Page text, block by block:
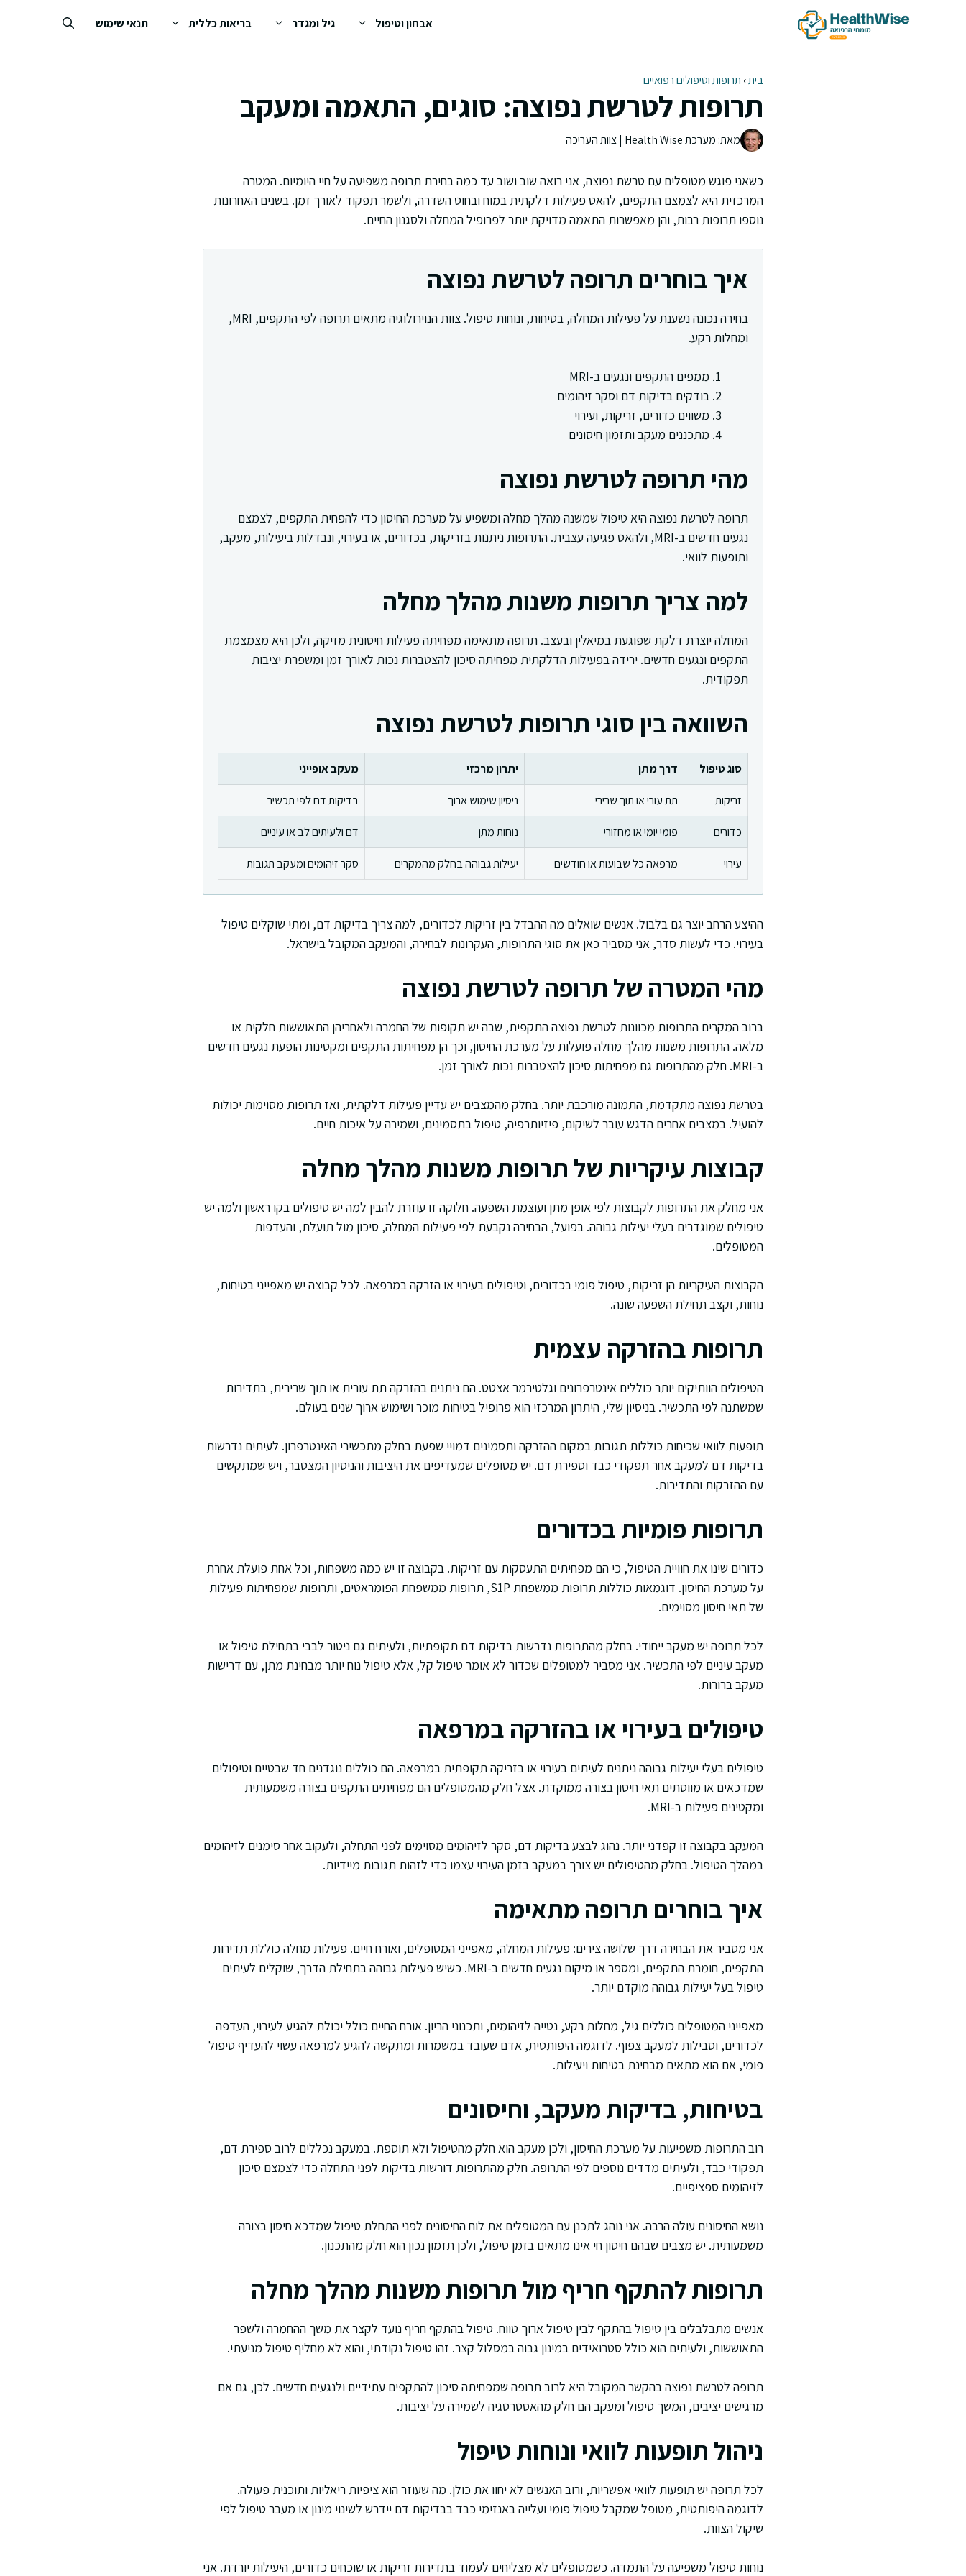
אבחון וטיפול גיל ומגדר בריאות כללית תנאי שימוש
בית› תרופות וטיפולים רפואיים
תרופות לטרשת נפוצה: סוגים, התאמה ומעקב
מאת: מערכת Health Wise | צוות העריכה
כשאני פוגש מטופלים עם טרשת נפוצה, אני רואה שוב ושוב עד כמה בחירת תרופה משפיעה על חיי היומיום. המטרה
המרכזית היא לצמצם התקפים, להאט פעילות דלקתית במוח ובחוט השדרה, ולשמר תפקוד לאורך זמן. בשנים האחרונות
נוספו תרופות רבות, והן מאפשרות התאמה מדויקת יותר לפרופיל המחלה ולסגנון החיים.
איך בוחרים תרופה לטרשת נפוצה
בחירה נכונה נשענת על פעילות המחלה, בטיחות, ונוחות טיפול. צוות הנוירולוגיה מתאים תרופה לפי התקפים, MRI,
ומחלות רקע.
ממפים התקפים ונגעים ב-MRI
בודקים בדיקות דם וסקר זיהומים
משווים כדורים, זריקות, ועירוי
מתכננים מעקב ותזמון חיסונים
מהי תרופה לטרשת נפוצה
תרופה לטרשת נפוצה היא טיפול שמשנה מהלך מחלה ומשפיע על מערכת החיסון כדי להפחית התקפים, לצמצם
נגעים חדשים ב-MRI, ולהאט פגיעה עצבית. התרופות ניתנות בזריקות, בכדורים, או בעירוי, ונבדלות ביעילות, מעקב,
ותופעות לוואי.
למה צריך תרופות משנות מהלך מחלה
המחלה יוצרת דלקת שפוגעת במיאלין ובעצב. תרופה מתאימה מפחיתה פעילות חיסונית מזיקה, ולכן היא מצמצמת
התקפים ונגעים חדשים. ירידה בפעילות הדלקתית מפחיתה סיכון להצטברות נכות לאורך זמן ומשפרת יציבות
תפקודית.
השוואה בין סוגי תרופות לטרשת נפוצה
סוג טיפול דרך מתן יתרון מרכזי
מעקב אופייני
זריקות
תת עורי או תוך שרירי ניסיון שימוש ארוך
בדיקות דם לפי תכשיר
כדורים
פומי יומי או מחזורי נוחות מתן
דם ולעיתים לב או עיניים
עירוי
מרפאה כל שבועות או חודשים יעילות גבוהה בחלק מהמקרים סקר זיהומים ומעקב תגובות
ההיצע הרחב יוצר גם בלבול. אנשים שואלים מה ההבדל בין זריקות לכדורים, למה צריך בדיקות דם, ומתי שוקלים טיפול
בעירוי. כדי לעשות סדר, אני מסביר כאן את סוגי התרופות, העקרונות לבחירה, והמעקב המקובל בישראל.
מהי המטרה של תרופה לטרשת נפוצה
ברוב המקרים התרופות מכוונות לטרשת נפוצה התקפית, שבה יש תקופות של החמרה ולאחריהן התאוששות חלקית או
מלאה. התרופות משנות מהלך מחלה פועלות על מערכת החיסון, וכך הן מפחיתות התקפים ומקטינות הופעת נגעים חדשים
ב-MRI. חלק מהתרופות גם מפחיתות סיכון להצטברות נכות לאורך זמן.
בטרשת נפוצה מתקדמת, התמונה מורכבת יותר. בחלק מהמצבים יש עדיין פעילות דלקתית, ואז תרופות מסוימות יכולות
להועיל. במצבים אחרים הדגש עובר לשיקום, פיזיותרפיה, טיפול בתסמינים, ושמירה על איכות חיים.
קבוצות עיקריות של תרופות משנות מהלך מחלה
אני מחלק את התרופות לקבוצות לפי אופן מתן ועוצמת השפעה. חלוקה זו עוזרת להבין למה יש טיפולים בקו ראשון ולמה יש
טיפולים שמוגדרים בעלי יעילות גבוהה. בפועל, הבחירה נקבעת לפי פעילות המחלה, סיכון מול תועלת, והעדפות
המטופלים.
הקבוצות העיקריות הן זריקות, טיפול פומי בכדורים, וטיפולים בעירוי או הזרקה במרפאה. לכל קבוצה יש מאפייני בטיחות,
נוחות, וקצב תחילת השפעה שונה.
תרופות בהזרקה עצמית
הטיפולים הוותיקים יותר כוללים אינטרפרונים וגלטירמר אצטט. הם ניתנים בהזרקה תת עורית או תוך שרירית, בתדירות
שמשתנה לפי התכשיר. בניסיון שלי, היתרון המרכזי הוא פרופיל בטיחות מוכר ושימוש ארוך שנים בעולם.
תופעות לוואי שכיחות כוללות תגובות במקום ההזרקה ותסמינים דמויי שפעת בחלק מתכשירי האינטרפרון. לעיתים נדרשות
בדיקות דם למעקב אחר תפקודי כבד וספירת דם. יש מטופלים שמעדיפים את היציבות והניסיון המצטבר, ויש שמתקשים
עם ההזרקות והתדירות.
תרופות פומיות בכדורים
כדורים שינו את חוויית הטיפול, כי הם מפחיתים התעסקות עם זריקות. בקבוצה זו יש כמה משפחות, וכל אחת פועלת אחרת
על מערכת החיסון. דוגמאות כוללות תרופות ממשפחת S1P, תרופות ממשפחת הפומראטים, ותרופות שמפחיתות פעילות
של תאי חיסון מסוימים.
לכל תרופה יש מעקב ייחודי. בחלק מהתרופות נדרשות בדיקות דם תקופתיות, ולעיתים גם ניטור לבבי בתחילת טיפול או
מעקב עיניים לפי התכשיר. אני מסביר למטופלים שכדור לא אומר טיפול קל, אלא טיפול נוח יותר מבחינת מתן, עם דרישות
מעקב ברורות.
טיפולים בעירוי או בהזרקה במרפאה
טיפולים בעלי יעילות גבוהה ניתנים לעיתים בעירוי או בזריקה תקופתית במרפאה. הם כוללים נוגדנים חד שבטיים וטיפולים
שמדכאים או מווסתים תאי חיסון בצורה ממוקדת. אצל חלק מהמטופלים הם מפחיתים התקפים בצורה משמעותית
ומקטינים פעילות ב-MRI.
המעקב בקבוצה זו קפדני יותר. נהוג לבצע בדיקות דם, סקר לזיהומים מסוימים לפני התחלה, ולעקוב אחר סימנים לזיהומים
במהלך הטיפול. בחלק מהטיפולים יש צורך במעקב בזמן העירוי עצמו כדי לזהות תגובות מיידיות.
איך בוחרים תרופה מתאימה
אני מסביר את הבחירה דרך שלושה צירים: פעילות המחלה, מאפייני המטופלים, ואורח חיים. פעילות מחלה כוללת תדירות
התקפים, חומרת התקפים, ומספר או מיקום נגעים חדשים ב-MRI. כשיש פעילות גבוהה בתחילת הדרך, שוקלים לעיתים
טיפול בעל יעילות גבוהה מוקדם יותר.
מאפייני המטופלים כוללים גיל, מחלות רקע, נטייה לזיהומים, ותכנוני הריון. אורח החיים כולל יכולת להגיע לעירוי, העדפה
לכדורים, וסבילות למעקב צפוף. לדוגמה היפותטית, אדם שעובד במשמרות ומתקשה להגיע למרפאה עשוי להעדיף טיפול
פומי, אם הוא מתאים מבחינת בטיחות ויעילות.
בטיחות, בדיקות מעקב, וחיסונים
רוב התרופות משפיעות על מערכת החיסון, ולכן מעקב הוא חלק מהטיפול ולא תוספת. במעקב נכללים לרוב ספירת דם,
תפקודי כבד, ולעיתים מדדים נוספים לפי התרופה. חלק מהתרופות דורשות בדיקות לפני התחלה כדי לצמצם סיכון
לזיהומים ספציפיים.
נושא החיסונים עולה הרבה. אני נוהג לתכנן עם המטופלים את לוח החיסונים לפני התחלת טיפול שמדכא חיסון בצורה
משמעותית. יש מצבים שבהם חיסון חי אינו מתאים בזמן טיפול, ולכן תזמון נכון הוא חלק מהתכנון.
תרופות להתקף חריף מול תרופות משנות מהלך מחלה
אנשים מתבלבלים בין טיפול בהתקף לבין טיפול ארוך טווח. טיפול בהתקף חריף נועד לקצר את משך ההחמרה ולשפר
התאוששות, ולעיתים הוא כולל סטרואידים במינון גבוה במסלול קצר. זהו טיפול נקודתי, והוא לא מחליף טיפול מניעתי.
תרופה לטרשת נפוצה בהקשר המקובל היא לרוב תרופה שמפחיתה סיכון להתקפים עתידיים ולנגעים חדשים. לכן, גם אם
מרגישים יציבים, המשך טיפול ומעקב הם חלק מהאסטרטגיה לשמירה על יציבות.
ניהול תופעות לוואי ונוחות טיפול
לכל תרופה יש תופעות לוואי אפשריות, ורוב האנשים לא יחוו את כולן. מה שעוזר הוא ציפיות ריאליות ותוכנית פעולה.
לדוגמה היפותטית, מטופל שמקבל טיפול פומי ועלייה באנזימי כבד בבדיקות דם יידרש לשינוי מינון או מעבר טיפול לפי
שיקול הצוות.
נוחות טיפול משפיעה על התמדה. כשמטופלים לא מצליחים לעמוד בתדירות זריקות או שוכחים כדורים, היעילות יורדת. אני